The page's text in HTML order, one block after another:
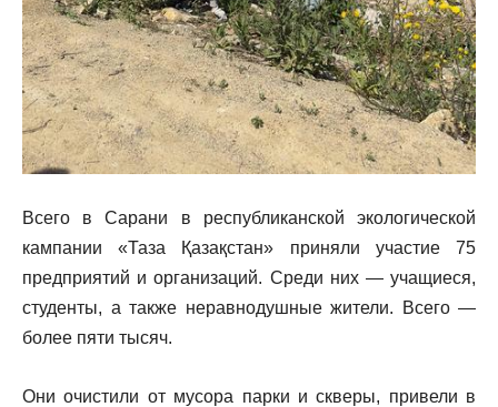
Всего в Сарани в республиканской экологической
кампании «Таза Қазақстан» приняли участие 75
предприятий и организаций. Среди них — учащиеся,
студенты, а также неравнодушные жители. Всего —
более пяти тысяч.
Они очистили от мусора парки и скверы, привели в